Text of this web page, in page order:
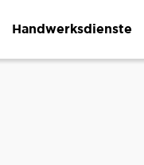
Handwerksdienste